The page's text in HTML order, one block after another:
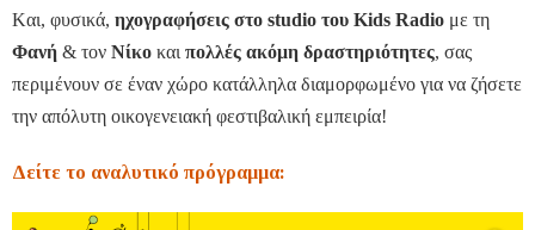
Kαι, φυσικά, ηχογραφήσεις στο studio του Kids Radio με τη
Φανή & τον Νίκο και πολλές ακόμη δραστηριότητες, σας
περιμένουν σε έναν χώρο κατάλληλα διαμορφωμένο για να ζήσετε
την απόλυτη οικογενειακή φεστιβαλική εμπειρία!
Δείτε το αναλυτικό πρόγραμμα: